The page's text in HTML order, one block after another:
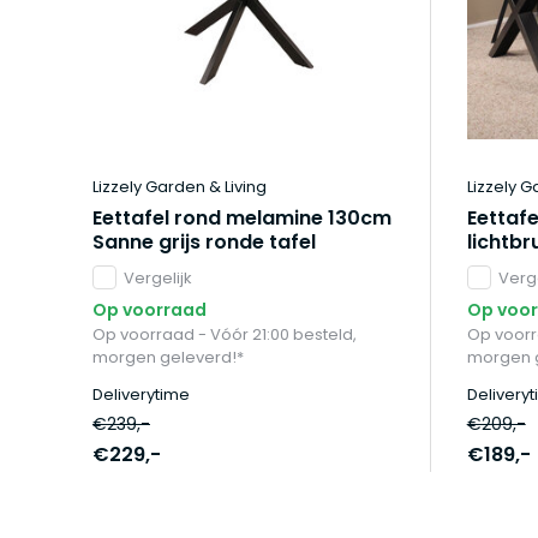
Lizzely Garden & Living
Eettafel rond melamine 130cm
Sanne grijs ronde tafel
Vergelijk
Op voorraad
Op voorraad - Vóór 21:00 besteld,
morgen geleverd!*
Deliverytime
€239,-
€229,-
Lizzely
Op
Op
morgen
€209,-
€189,-